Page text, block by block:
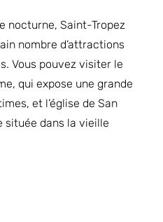
nocturne, Saint-Tropez
nombre d’attractions
Vous pouvez visiter le
qui expose une grande
et l’église de San
située dans la vieille